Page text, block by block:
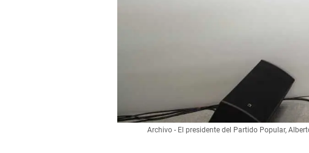
Archivo - El presidente del Partido Popular,